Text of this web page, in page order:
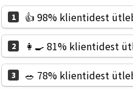
1 👍 98% klientidest
2 👩‍🍳 81% klientidest
3 🥗 78% klientidest